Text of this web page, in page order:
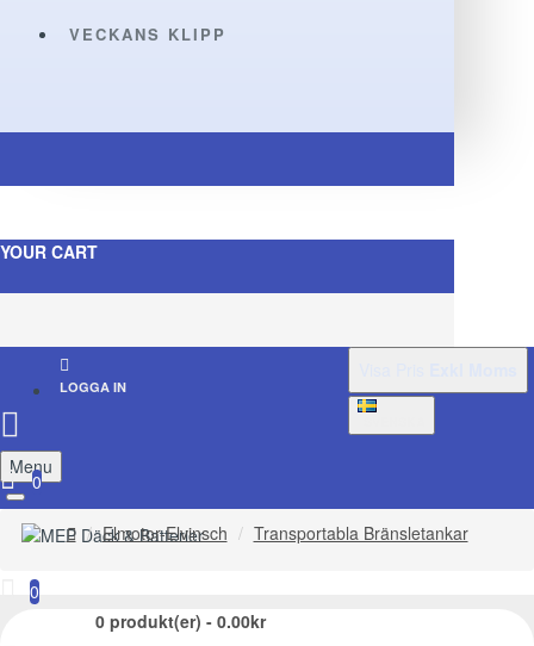
VECKANS KLIPP
YOUR CART
LOGGA IN
Menu
0
0
0 produkt(er) - 0.00kr
Elmotor-Elvinsch Transportabla Bränsletankar
TRANSPORTABLA BRÄNSLETANKAR